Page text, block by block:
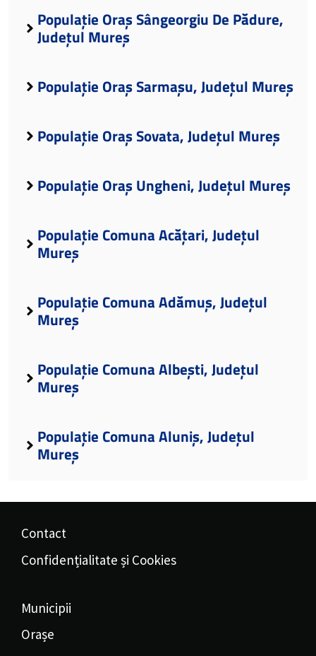
Populație Oraș Sângeorgiu De Pădure,
Județul Mureș
Populație Oraș Sarmașu, Județul Mureș
Populație Oraș Sovata, Județul Mureș
Populație Oraș Ungheni, Județul Mureș
Populație Comuna Acățari, Județul
Mureș
Populație Comuna Adămuș, Județul
Mureș
Populație Comuna Albești, Județul
Mureș
Populație Comuna Aluniș, Județul
Mureș
Contact
Confidențialitate și Cookies
Municipii
Orașe